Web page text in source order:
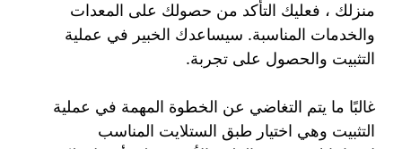
منزلك ، فعليك التأكد من حصولك على المعدات
والخدمات المناسبة. سيساعدك الخبير في عملية
التثبيت والحصول على تجربة.
غالبًا ما يتم التغاضي عن الخطوة المهمة في عملية
التثبيت وهي اختيار طبق الستلايت المناسب